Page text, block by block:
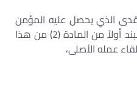
الذي يحصل عليه المؤمن
عليه من الفئات المشار إليها بالبند أولاً من المادة (2) من هذا
عمله الأصلى،